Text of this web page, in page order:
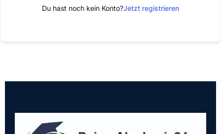
Du hast noch kein Konto?Jetzt registrieren